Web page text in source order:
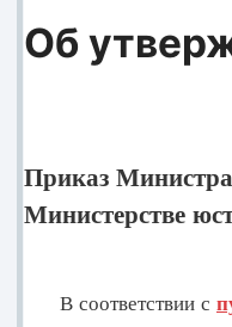
Об
Приказ
Министерстве
В соответствии с